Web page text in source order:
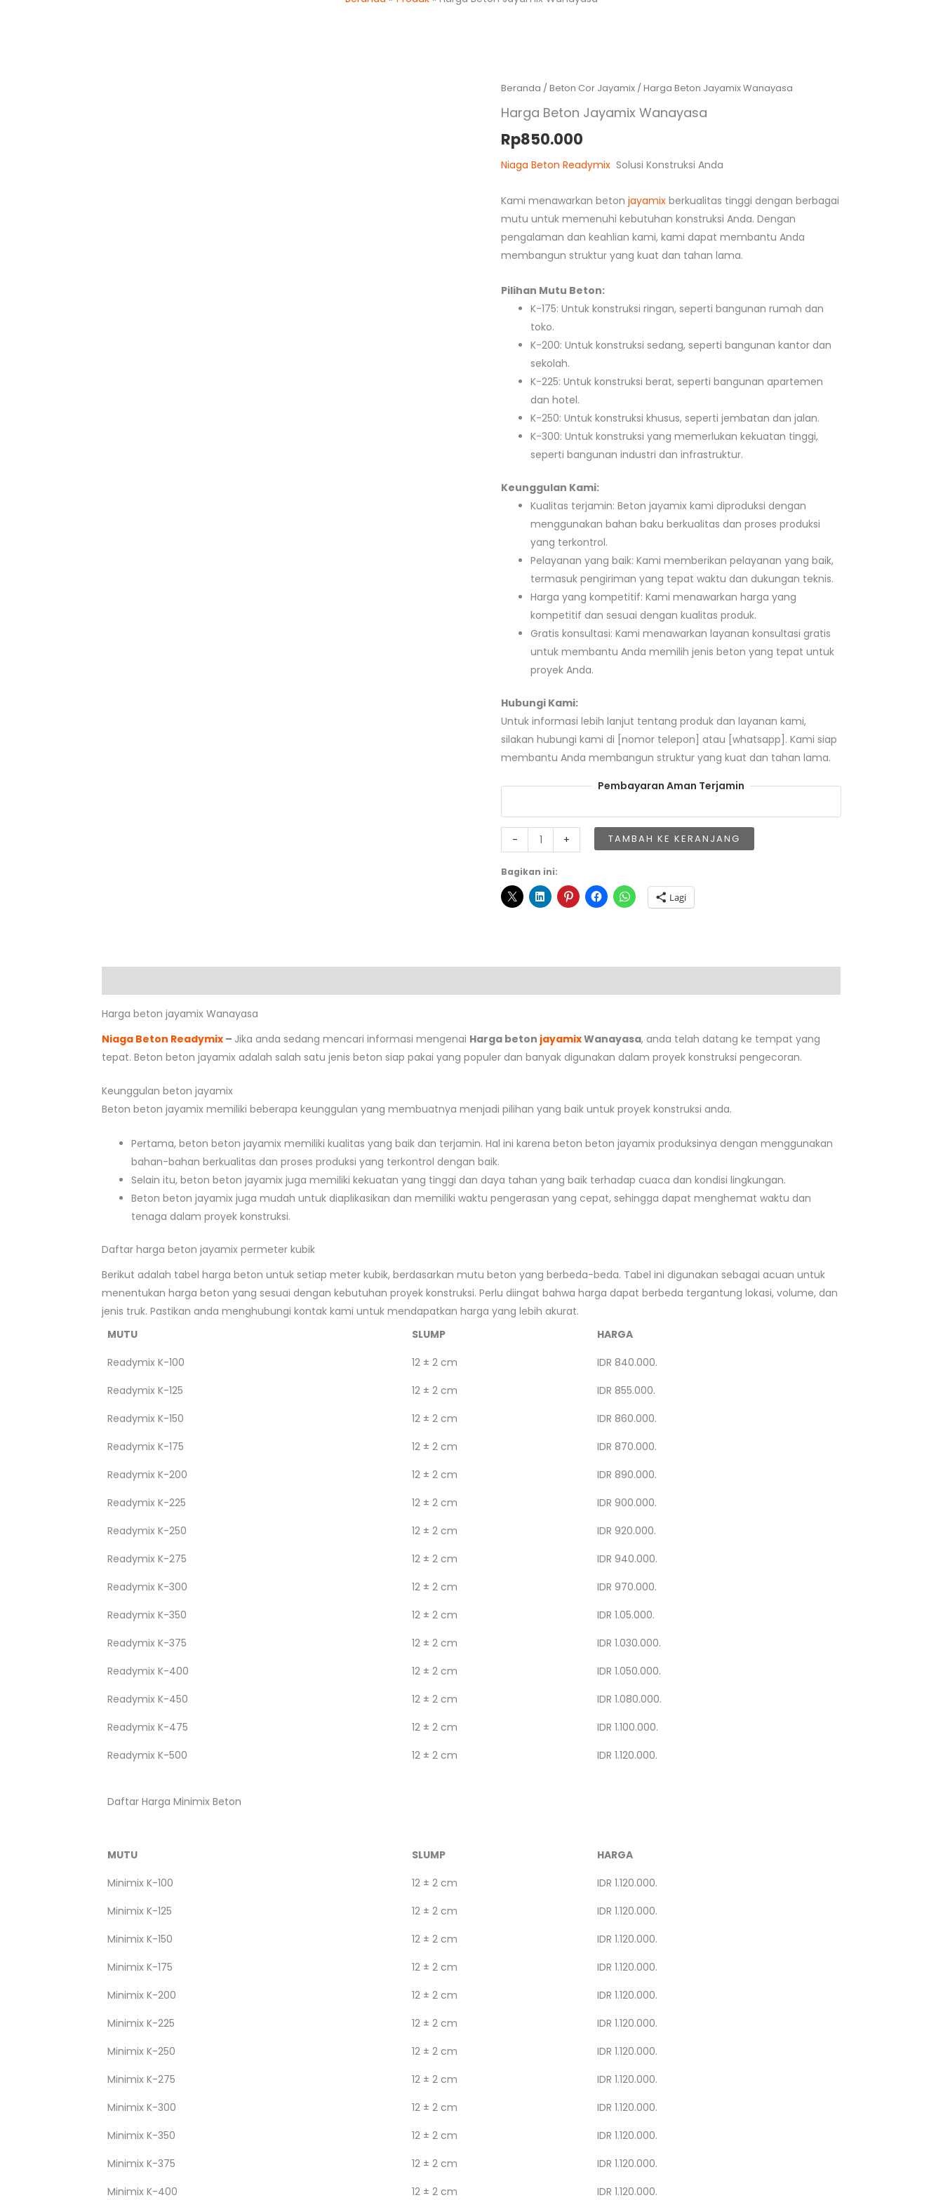
Beranda /Beton Cor Jayamix / Harga Beton Jayamix Wanayasa
Harga Beton Jayamix Wanayasa
Rp850.000
Niaga Beton Readymix Solusi Konstruksi Anda
Kami menawarkan betonjayamix berkualitas tinggi dengan berbagai
mutu untuk memenuhi kebutuhan konstruksi Anda. Dengan
pengalaman dan keahlian kami, kami dapat membantu Anda
membangun struktur yang kuat dan tahan lama.
Pilihan Mutu Beton:
K-175: Untuk konstruksi ringan, seperti bangunan rumah dan
toko.
K-200: Untuk konstruksi sedang, seperti bangunan kantor dan
sekolah.
K-225: Untuk konstruksi berat, seperti bangunan apartemen
dan hotel.
K-250: Untuk konstruksi khusus, seperti jembatan dan jalan.
K-300: Untuk konstruksi yang memerlukan kekuatan tinggi,
seperti bangunan industri dan infrastruktur.
Keunggulan Kami:
Kualitas terjamin: Beton jayamix kami diproduksi dengan
menggunakan bahan baku berkualitas dan proses produksi
yang terkontrol.
Pelayanan yang baik: Kami memberikan pelayanan yang baik,
termasuk pengiriman yang tepat waktu dan dukungan teknis.
Harga yang kompetitif: Kami menawarkan harga yang
kompetitif dan sesuai dengan kualitas produk.
Gratis konsultasi: Kami menawarkan layanan konsultasi gratis
untuk membantu Anda memilih jenis beton yang tepat untuk
proyek Anda.
Hubungi Kami:
Untuk informasi lebih lanjut tentang produk dan layanan kami,
silakan hubungi kami di [nomor telepon] atau [whatsapp]. Kami siap
membantu Anda membangun struktur yang kuat dan tahan lama.
Pembayaran Aman Terjamin
-
Kuantitas
Harga
Beton
Jayamix
Wanayasa
+ TAMBAH KE KERANJANG
Bagikan ini:
Lagi
Harga beton jayamix Wanayasa
Niaga Beton Readymix – Jika anda sedang mencari informasi mengenai Harga beton jayamixWanayasa, anda telah datang ke tempat yang
tepat. Beton beton jayamix adalah salah satu jenis beton siap pakai yang populer dan banyak digunakan dalam proyek konstruksi pengecoran.
Keunggulan beton jayamix
Beton beton jayamix memiliki beberapa keunggulan yang membuatnya menjadi pilihan yang baik untuk proyek konstruksi anda.
Pertama, beton beton jayamix memiliki kualitas yang baik dan terjamin. Hal ini karena beton beton jayamix produksinya dengan menggunakan
bahan-bahan berkualitas dan proses produksi yang terkontrol dengan baik.
Selain itu, beton beton jayamix juga memiliki kekuatan yang tinggi dan daya tahan yang baik terhadap cuaca dan kondisi lingkungan.
Beton beton jayamix juga mudah untuk diaplikasikan dan memiliki waktu pengerasan yang cepat, sehingga dapat menghemat waktu dan
tenaga dalam proyek konstruksi.
Daftar harga beton jayamix permeter kubik
Berikut adalah tabel harga beton untuk setiap meter kubik, berdasarkan mutu beton yang berbeda-beda. Tabel ini digunakan sebagai acuan untuk
menentukan harga beton yang sesuai dengan kebutuhan proyek konstruksi. Perlu diingat bahwa harga dapat berbeda tergantung lokasi, volume, dan
jenis truk. Pastikan anda menghubungi kontak kami untuk mendapatkan harga yang lebih akurat.
MUTU
SLUMP
HARGA
Readymix K-100
12 ± 2 cm
IDR 840.000.
Readymix K-125
12 ± 2 cm
IDR 855.000.
Readymix K-150
12 ± 2 cm
IDR 860.000.
Readymix K-175
12 ± 2 cm
IDR 870.000.
Readymix K-200
12 ± 2 cm
IDR 890.000.
Readymix K-225
12 ± 2 cm
IDR 900.000.
Readymix K-250
12 ± 2 cm
IDR 920.000.
Readymix K-275
12 ± 2 cm
IDR 940.000.
Readymix K-300
12 ± 2 cm
IDR 970.000.
Readymix K-350
12 ± 2 cm
IDR 1.05.000.
Readymix K-375
12 ± 2 cm
IDR 1.030.000.
Readymix K-400
12 ± 2 cm
IDR 1.050.000.
Readymix K-450
12 ± 2 cm
IDR 1.080.000.
Readymix K-475
12 ± 2 cm
IDR 1.100.000.
Readymix K-500
12 ± 2 cm IDR 1.120.000.
Daftar Harga Minimix Beton
MUTU SLUMP
HARGA
Minimix K-100
12 ± 2 cm
IDR 1.120.000.
Minimix K-125
12 ± 2 cm
IDR 1.120.000.
Minimix K-150
12 ± 2 cm
IDR 1.120.000.
Minimix K-175
12 ± 2 cm
IDR 1.120.000.
Minimix K-200
12 ± 2 cm
IDR 1.120.000.
Minimix K-225
12 ± 2 cm
IDR 1.120.000.
Minimix K-250
12 ± 2 cm
IDR 1.120.000.
Minimix K-275
12 ± 2 cm
IDR 1.120.000.
Minimix K-300
12 ± 2 cm
IDR 1.120.000.
Minimix K-350
12 ± 2 cm
IDR 1.120.000.
Minimix K-375
12 ± 2 cm
IDR 1.120.000.
Minimix K-400
12 ± 2 cm IDR 1.120.000.